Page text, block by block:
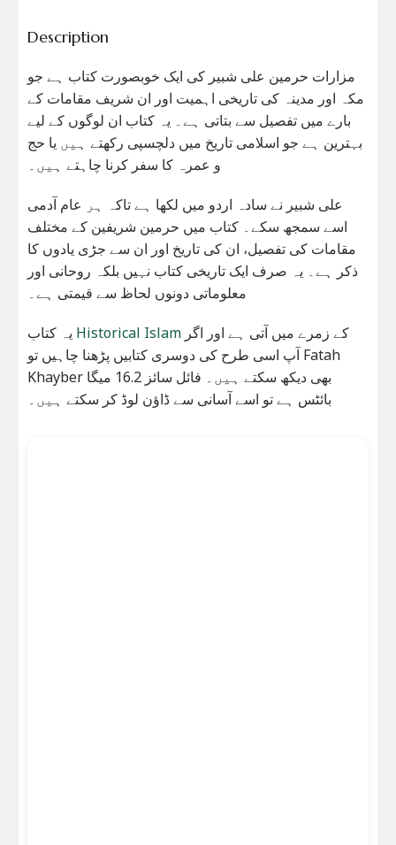
Description
مزارات حرمین علی شبیر کی ایک خوبصورت کتاب ہے جو
مکہ اور مدینہ کی تاریخی اہمیت اور ان شریف مقامات کے
بارے میں تفصیل سے بتاتی ہے۔ یہ کتاب ان لوگوں کے لیے
بہترین ہے جو اسلامی تاریخ میں دلچسپی رکھتے ہیں یا حج
و عمرہ کا سفر کرنا چاہتے ہیں۔
علی شبیر نے سادہ اردو میں لکھا ہے تاکہ ہر عام آدمی
اسے سمجھ سکے۔ کتاب میں حرمین شریفین کے مختلف
مقامات کی تفصیل، ان کی تاریخ اور ان سے جڑی یادوں کا
ذکر ہے۔ یہ صرف ایک تاریخی کتاب نہیں بلکہ روحانی اور
معلوماتی دونوں لحاظ سے قیمتی ہے۔
Historical Islam
آپ اسی طرح کی دوسری کتابیں پڑھنا چاہیں تو Fatah
Khayber بھی دیکھ سکتے ہیں۔ فائل سائز 16.2 میگا
بائٹس ہے تو اسے آسانی سے ڈاؤن لوڈ کر سکتے ہیں۔